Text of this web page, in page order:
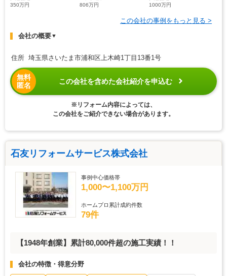
350万円
806万円
1000万円
この会社の事例をもっと見る >
会社の概要▼
住所 埼玉県さいたま市浦和区上木崎1丁目13番1号
無料
匿名
この会社を含めた会社紹介を申込む
※リフォーム内容によっては、
この会社をご紹介できない場合があります。
石友リフォームサービス株式会社
事例中心価格帯
1,000〜1,100万円
ホームプロ累計成約件数
79件
【1948年創業】累計80,000件超の施工実績！！
会社の特徴・得意分野